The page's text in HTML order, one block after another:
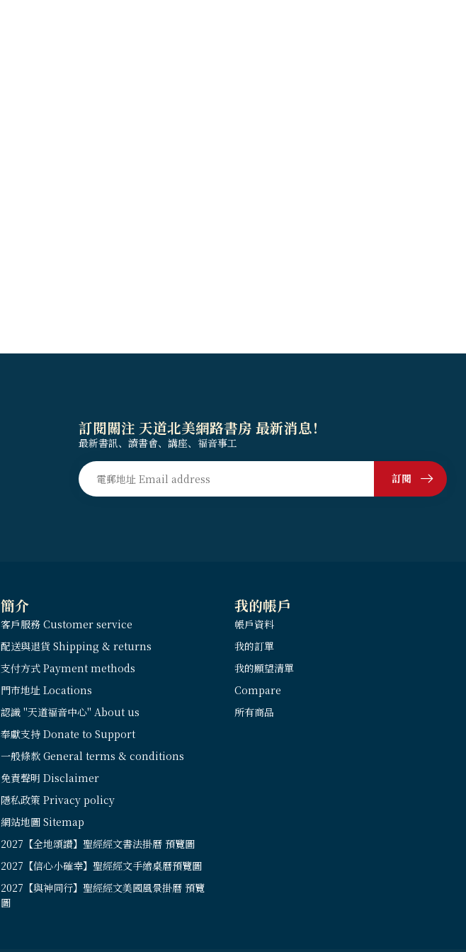
訂閱關注 天道北美網路書房 最新消息！
最新書訊、讀書會、講座、福音事工
訂閱
簡介
客戶服務 Customer service
配送與退貨 Shipping & returns
支付方式 Payment methods
門市地址 Locations
認識 "天道福音中心" About us
奉獻支持 Donate to Support
一般條款 General terms & conditions
免責聲明 Disclaimer
隱私政策 Privacy policy
網站地圖 Sitemap
2027【全地頌讚】聖經經文書法掛曆 預覽圖
2027【信心小確幸】聖經經文手繪桌曆預覽圖
2027【與神同行】聖經經文美國風景掛曆 預覽
圖
我的帳戶
帳戶資料
我的訂單
我的願望清單
Compare
所有商品